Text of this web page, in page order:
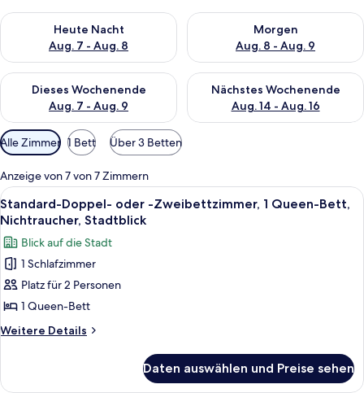
Heute Nacht
Aug. 7 - Aug. 8
Überprüfe die Verfügbarkeit für heute Nacht, Aug. 7 - Aug. 8.
Morgen
Aug. 8 - Aug. 9
Überprüfe die Verfügbarkeit
Dieses Wochenende
Aug. 7 - Aug. 9
Überprüfe die Verfügbarkeit für dieses Wochenende, Aug. 7
Nächstes Wochenende
Aug. 14 - Aug. 16
Überprüfe die Verfügbarkeit
Verfügbare
Filter
für
Zimmer
Alle Zimmer 1 Bett Über 3 Betten
Anzeige von 7 von 7 Zimmern
Alle
Fotos
für
Standard-
Doppel-
oder
-
Zweibettzimmer,
Bett,
Ein Hotelzimmer mit einem großen
11
Standard-Doppel- oder -Zweibettzimmer, 1 Queen-Bett,
Nichtraucher, Stadtblick
Blick auf die Stadt
1 Schlafzimmer
Platz für 2 Personen
1 Queen-Bett
Weitere Details
Weitere
Doppel-
Daten auswählen und Preise sehen